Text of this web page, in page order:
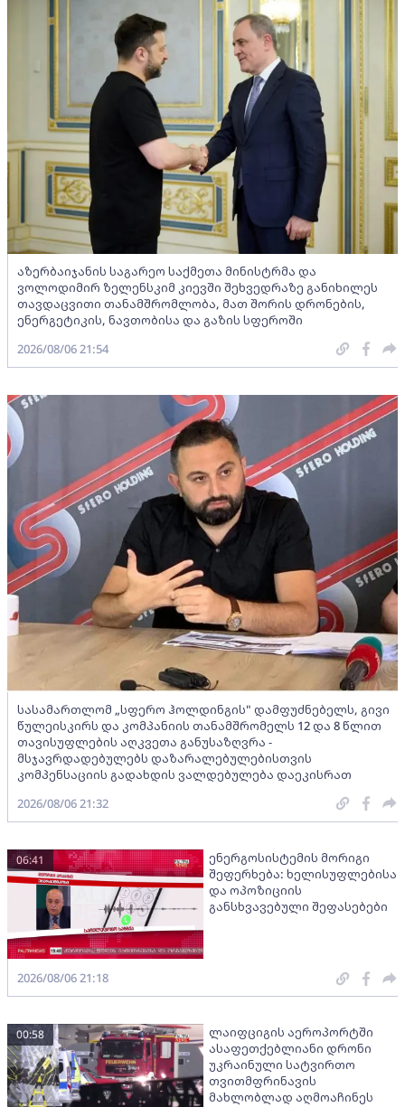
აზერბაიჯანის საგარეო საქმეთა მინისტრმა და
ვოლოდიმირ ზელენსკიმ კიევში შეხვედრაზე განიხილეს
თავდაცვითი თანამშრომლობა, მათ შორის დრონების,
ენერგეტიკის, ნავთობისა და გაზის სფეროში
2026/08/06 21:54
სასამართლომ „სფერო ჰოლდინგის" დამფუძნებელს, გივი
წულეისკირს და კომპანიის თანამშრომელს 12 და 8 წლით
თავისუფლების აღკვეთა განუსაზღვრა -
მსჯავრდადებულებს დაზარალებულებისთვის
კომპენსაციის გადახდის ვალდებულება დაეკისრათ
2026/08/06 21:32
ენერგოსისტემის მორიგი
შეფერხება: ხელისუფლებისა
და ოპოზიციის
განსხვავებული შეფასებები
06:41
2026/08/06 21:18
ლაიფციგის აეროპორტში
ასაფეთქებლიანი დრონი
უკრაინული სატვირთო
თვითმფრინავის
მახლობლად აღმოაჩინეს
00:58